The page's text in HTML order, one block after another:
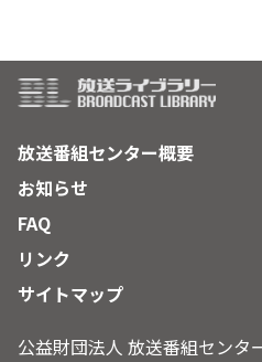
放送番組センター概要
お知らせ
FAQ
リンク
サイトマップ
公益財団法人 放送番組センタ